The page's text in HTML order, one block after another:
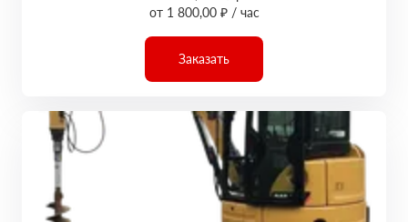
от 1 800,00 ₽ / час
Заказать